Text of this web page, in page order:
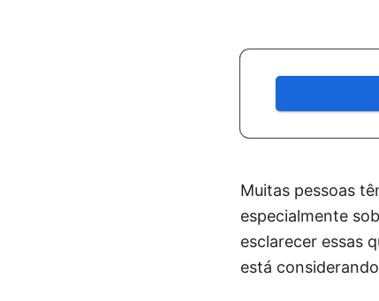
Muitas pessoas
especialmente
esclarecer essas
está